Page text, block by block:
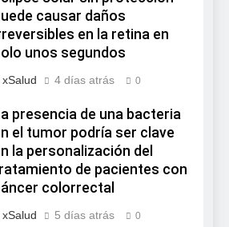
causar daños
en la retina en
unos segundos
xSalud 4 días atrás 0
presencia de una bacteria
el tumor podría ser clave
la personalización del
de pacientes con
colorrectal
xSalud 5 días atrás 0